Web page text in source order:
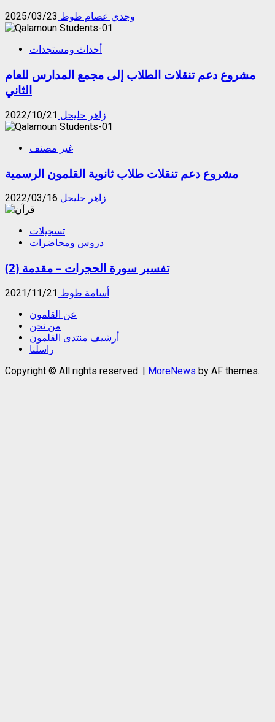
وجدي عصام طوط 2025/03/23
أحداث ومستجدات
مشروع دعم تنقلات الطلاب إلى مجمع المدارس للعام
الثاني
زاهر حليحل 2022/10/21
غير مصنف
مشروع دعم تنقلات طلاب ثانوية القلمون الرسمية
زاهر حليحل 2022/03/16
تسجيلات
دروس ومحاضرات
تفسير سورة الحجرات – مقدمة (2)
أسامة طوط 2021/11/21
عن القلمون
من نحن
أرشيف منتدى القلمون
راسلنا
Copyright © All rights reserved. | MoreNews by AF themes.